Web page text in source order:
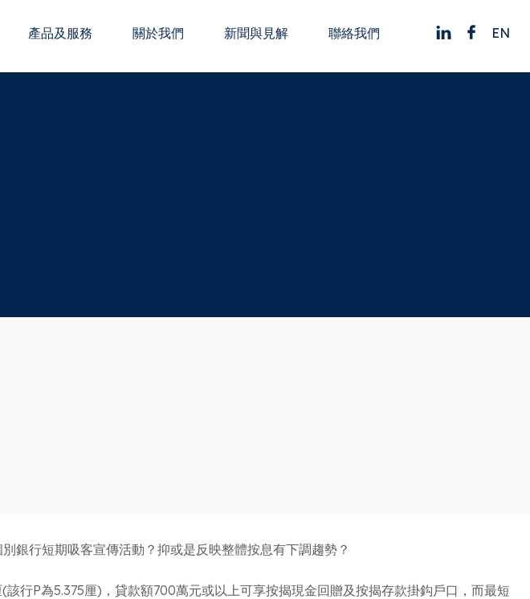
產品及服務 關於我們 新聞與見解 聯絡我們 EN
銀行短期吸客宣傳活動？抑或是反映整體按息有下調趨勢？
行P為5.375厘)，貸款額700萬元或以上可享按揭現金回贈及按揭存款掛鈎戶口，而最短